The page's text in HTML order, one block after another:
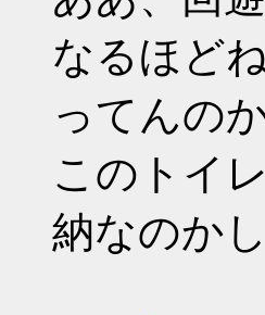
なるほど
ってんの
このトイ
納なのか